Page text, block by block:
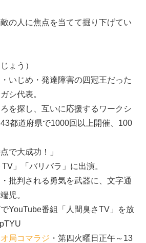
の人に焦点を当てて掘り下げてい
ょう）
いじめ・発達障害の四冠王だった
シ代表。
を探し、互いに応援するワークシ
都道府県で1000回以上開催、100
で大成功！」
」「バリバラ」に出演。
批判される勇気を武器に、文字通
児。
YouTube番組「人間臭さTV」を放
局コマラジ ・第四火曜日正午～13